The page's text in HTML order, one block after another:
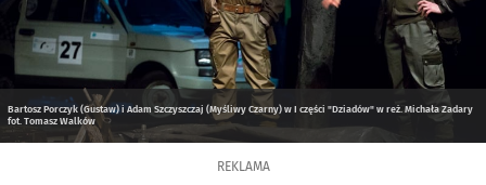
Bartosz Porczyk (Gustaw) i Adam Szczyszczaj (Myśliwy Czarny) w I części "Dziadów" w reż. Michała Zadary
fot. Tomasz Walków
REKLAMA